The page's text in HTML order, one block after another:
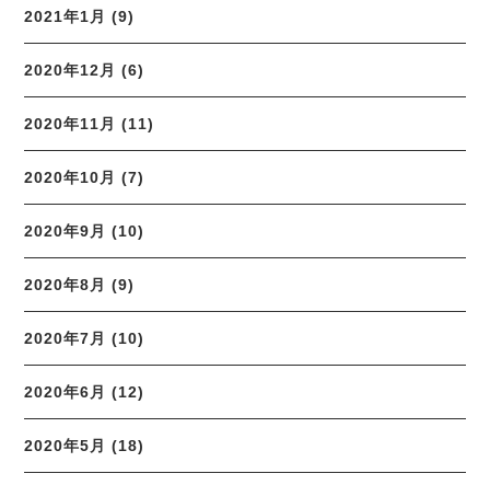
2021年1月 (9)
2020年12月 (6)
2020年11月 (11)
2020年10月 (7)
2020年9月 (10)
2020年8月 (9)
2020年7月 (10)
2020年6月 (12)
2020年5月 (18)